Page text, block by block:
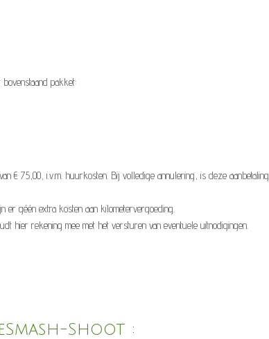
pakket:
€ 75,00, i.v.m. huurkosten. Bij volledige annulering, is deze aanbetaling
er géén extra kosten aan kilometervergoeding.
hier rekening mee met het versturen van eventuele uitnodigingen.
Shoot :